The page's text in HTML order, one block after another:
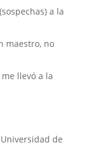
a la
maestro, no
llevó a la
de